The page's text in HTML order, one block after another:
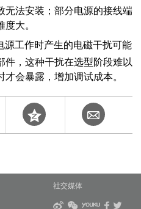
无法安装；部分电源的接线端
大。
源工作时产生的电磁干扰可能
件，这种干扰在选型阶段难以
会暴露，增加调试成本。
社交媒体